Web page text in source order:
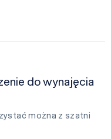
do wynajęcia
można z szatni